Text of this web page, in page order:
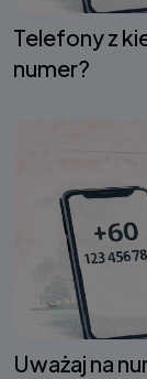
Telefony z
numer?
Uważaj na